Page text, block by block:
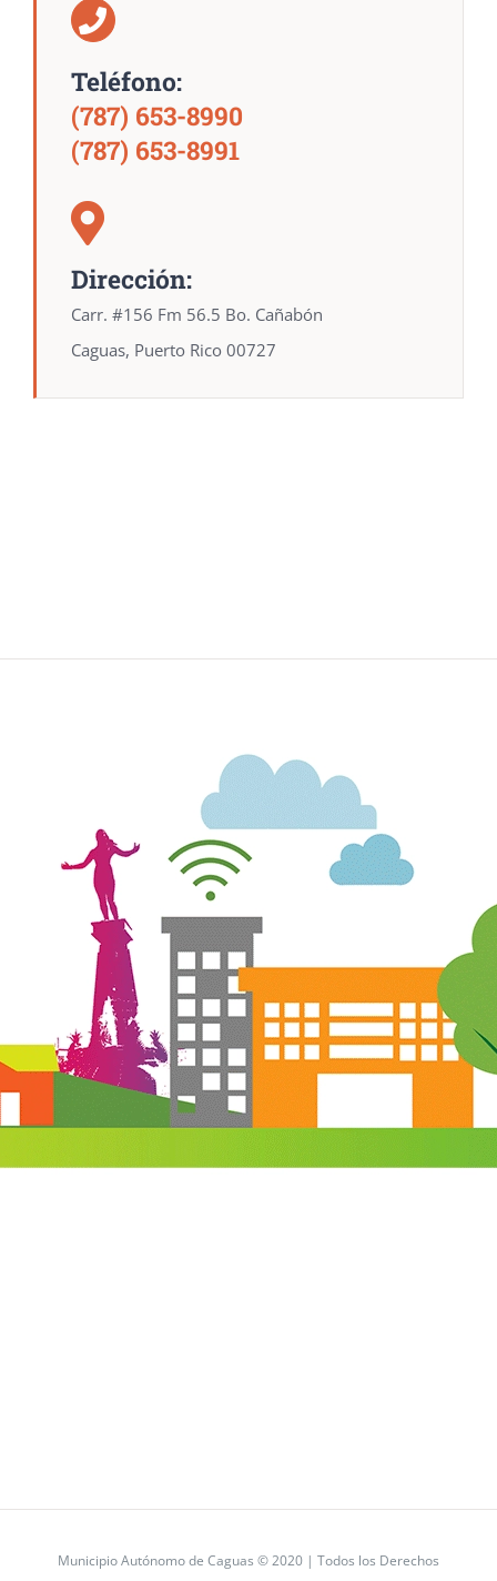
Teléfono:
(787) 653-8990
(787) 653-8991
Dirección:
Carr. #156 Fm 56.5 Bo. Cañabón
Caguas, Puerto Rico 00727
Municipio Autónomo de Caguas © 2020 | Todos los Derechos